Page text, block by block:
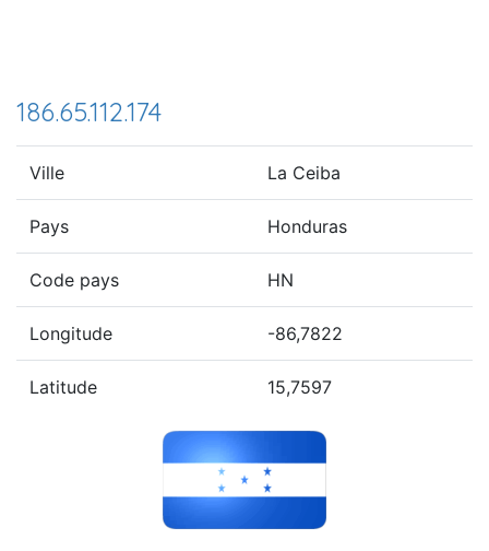
186.65.112.174
Ville La Ceiba
Pays Honduras
Code pays HN
Longitude -86,7822
Latitude 15,7597